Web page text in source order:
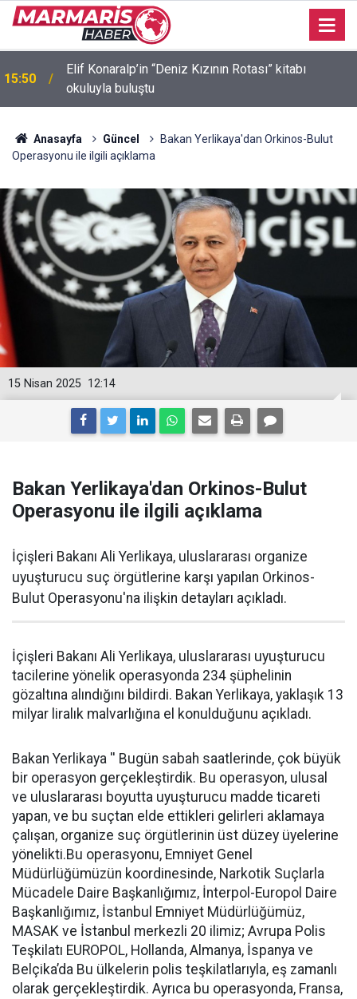
15:50
Elif Konaralp’in “Deniz Kızının Rotası” kitabı
okuluyla buluştu
Anasayfa Güncel
Bakan Yerlikaya'dan Orkinos-Bulut
Operasyonu ile ilgili açıklama
12:14
15 Nisan 2025
Bakan Yerlikaya'dan Orkinos-Bulut
Operasyonu ile ilgili açıklama
İçişleri Bakanı Ali Yerlikaya, uluslararası organize
uyuşturucu suç örgütlerine karşı yapılan Orkinos-
Bulut Operasyonu'na ilişkin detayları açıkladı.
İçişleri Bakanı Ali Yerlikaya, uluslararası uyuşturucu
tacilerine yönelik operasyonda 234 şüphelinin
gözaltına alındığını bildirdi. Bakan Yerlikaya, yaklaşık 13
milyar liralık malvarlığına el konulduğunu açıkladı.
Bakan Yerlikaya '' Bugün sabah saatlerinde, çok büyük
bir operasyon gerçekleştirdik. Bu operasyon, ulusal
ve uluslararası boyutta uyuşturucu madde ticareti
yapan, ve bu suçtan elde ettikleri gelirleri aklamaya
çalışan, organize suç örgütlerinin üst düzey üyelerine
yönelikti.Bu operasyonu, Emniyet Genel
Müdürlüğümüzün koordinesinde, Narkotik Suçlarla
Mücadele Daire Başkanlığımız, İnterpol-Europol Daire
Başkanlığımız, İstanbul Emniyet Müdürlüğümüz,
MASAK ve İstanbul merkezli 20 ilimiz; Avrupa Polis
Teşkilatı EUROPOL, Hollanda, Almanya, İspanya ve
Belçika’da Bu ülkelerin polis teşkilatlarıyla, eş zamanlı
olarak gerçekleştirdik. Ayrıca bu operasyonda, Fransa,